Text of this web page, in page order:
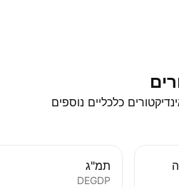
כלכליים נוספים
תמ"ג
DEGDP